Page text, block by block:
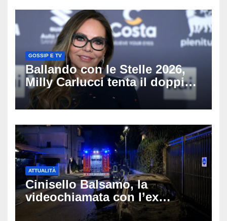
GOSSIP E TV
Ballando con le Stelle 2026,
Milly Carlucci tenta il doppio
colpo: tra i papabili Ornella
Muti e Monica Guerritore
ATTUALITÀ
Cinisello Balsamo, la
videochiamata con l’ex
fidanzata e il dramma: 35enne